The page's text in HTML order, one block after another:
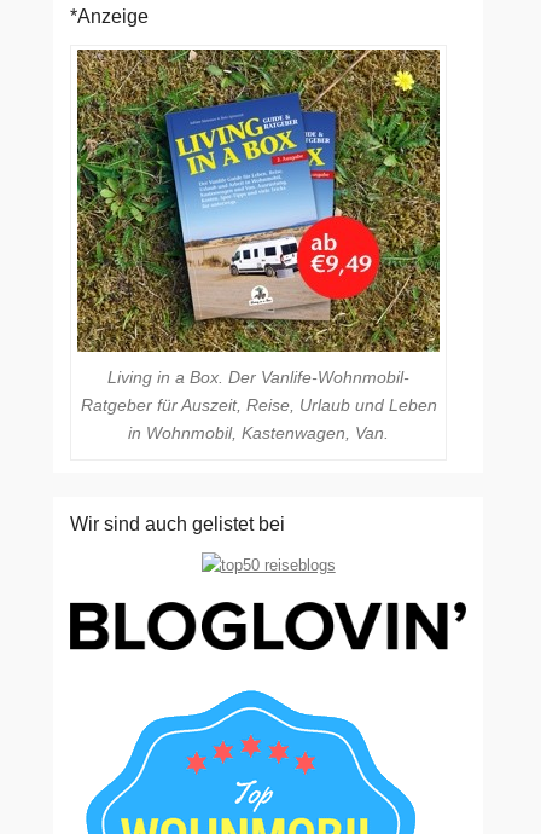
*Anzeige
Living in a Box. Der Vanlife-Wohnmobil-
Ratgeber für Auszeit, Reise, Urlaub und Leben
in Wohnmobil, Kastenwagen, Van.
Wir sind auch gelistet bei